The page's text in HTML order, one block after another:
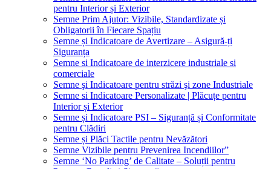
pentru Interior și Exterior
Semne Prim Ajutor: Vizibile, Standardizate și
Obligatorii în Fiecare Spațiu
Semne și Indicatoare de Avertizare – Asigură-ți
Siguranța
Semne si Indicatoare de interzicere industriale si
comerciale
Semne şi Indicatoare pentru străzi şi zone Industriale
Semne si Indicatoare Personalizate | Plăcuțe pentru
Interior și Exterior
Semne și Indicatoare PSI – Siguranță și Conformitate
pentru Clădiri
Semne și Plăci Tactile pentru Nevăzători
Semne Vizibile pentru Prevenirea Incendiilor”
Semne ‘No Parking’ de Calitate – Soluții pentru